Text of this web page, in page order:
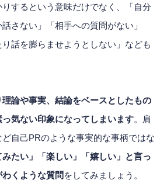
するという意味だけでなく、「自分
さない」「相手への質問がない」
り話を膨らませようとしない」なども
論や事実、結論をベースとしたもの
気ない印象になってしまいます。肩
自己PRのような事実的な事柄ではな
みたい」「楽しい」「嬉しい」と言っ
くような質問 をしてみましょう。